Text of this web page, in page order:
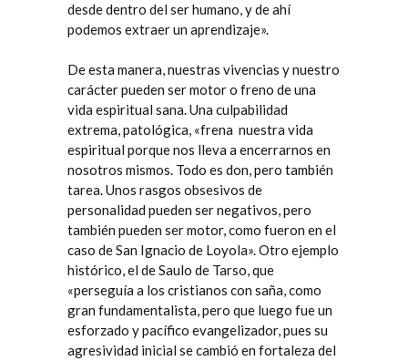
desde dentro del ser humano, y de ahí
podemos extraer un aprendizaje».
De esta manera, nuestras vivencias y nuestro
carácter pueden ser motor o freno de una
vida espiritual sana. Una culpabilidad
extrema, patológica, «frena nuestra vida
espiritual porque nos lleva a encerrarnos en
nosotros mismos. Todo es don, pero también
tarea. Unos rasgos obsesivos de
personalidad pueden ser negativos, pero
también pueden ser motor, como fueron en el
caso de San Ignacio de Loyola». Otro ejemplo
histórico, el de Saulo de Tarso, que
«perseguía a los cristianos con saña, como
gran fundamentalista, pero que luego fue un
esforzado y pacífico evangelizador, pues su
agresividad inicial se cambió en fortaleza del